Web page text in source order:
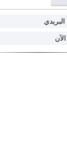
البريدي